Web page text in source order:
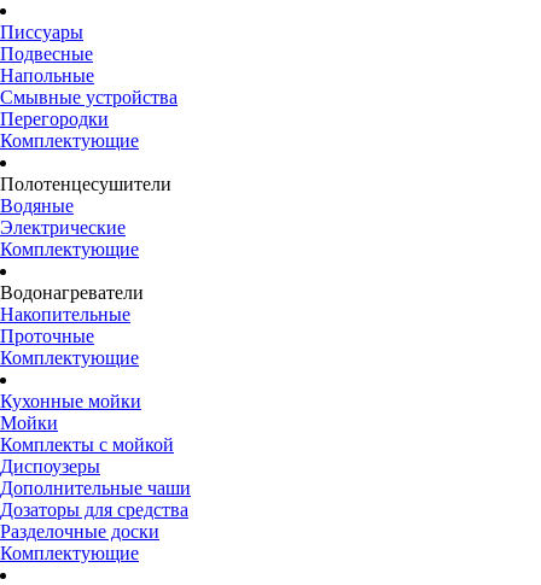
Писсуары
Подвесные
Напольные
Смывные устройства
Перегородки
Комплектующие
Полотенцесушители
Водяные
Электрические
Комплектующие
Водонагреватели
Накопительные
Проточные
Комплектующие
Кухонные мойки
Мойки
Комплекты с мойкой
Диспоузеры
Дополнительные чаши
Дозаторы для средства
Разделочные доски
Комплектующие